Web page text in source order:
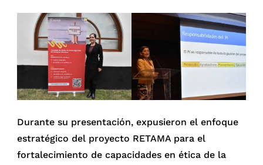
Durante su presentación, expusieron el enfoque
estratégico del proyecto RETAMA para el
fortalecimiento de capacidades en ética de la